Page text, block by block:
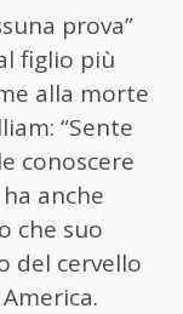
prova”
figlio più
alla morte
“Sente
conoscere
anche
che suo
del cervello